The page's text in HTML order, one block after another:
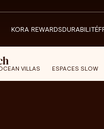
KORA REWARDSDURABILITÉ
VILLAS ESPACES SLOW